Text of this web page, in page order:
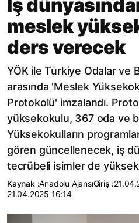
İş
meslek
ders verecek
YÖK ile Türkiye Odalar ve
arasında 'Meslek
Protokolü' imzalandı.
yüksekokulu, 367 oda ve
Yüksekokulların
gören güncellenecek, iş
tecrübeli isimler de
Kaynak :Anadolu AjansıGiriş :
21.04.2025 16:14